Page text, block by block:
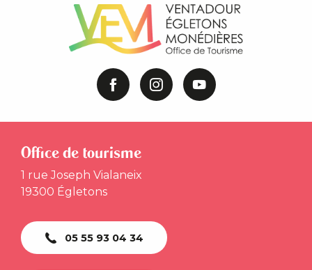
Office de tourisme
1 rue Joseph Vialaneix
19300 Égletons
05 55 93 04 34